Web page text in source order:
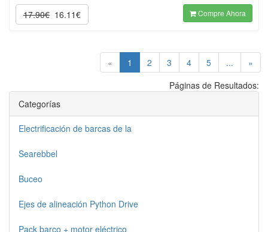
17.90€ 16.11€ Compre Ahora
« 1 (current)
2 3 4 5 ...
»
Páginas de Resultados:
Categorías
Electrificación de barcas de la
Searebbel
Buceo
Ejes de alineación Python Drive
Pack barco + motor eléctrico